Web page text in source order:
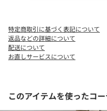
※淡水パールは大きさに個体
い。
シンプルで美しいスキンジュ
るごとに自分だけのものにな
特定商取引に基づく表記について
返品などの詳細について
配送について
お直しサービスについて
このアイテムを使ったコ